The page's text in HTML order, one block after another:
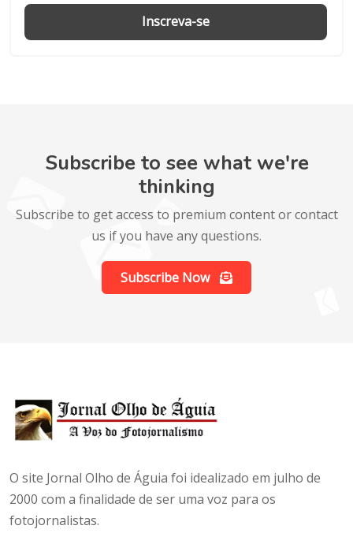
Inscreva-se
Subscribe to see what we're
thinking
Subscribe to get access to premium content or contact
us if you have any questions.
Subscribe Now
O site Jornal Olho de Águia foi idealizado em julho de
2000 com a finalidade de ser uma voz para os
fotojornalistas.